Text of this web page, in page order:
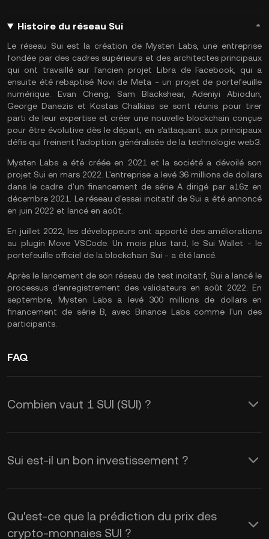
Histoire du réseau Sui
Le réseau Sui est la création de Mysten Labs, une entreprise
fondée par des cadres supérieurs et des architectes principaux
qui ont travaillé sur l'ancien projet Libra de Facebook, qui a
ensuite été rebaptisé Novi de Meta - un projet de portefeuille
numérique. Evan Cheng, Sam Blackshear, Adeniyi Abiodun,
George Danezis et Kostas Chalkias se sont réunis pour tirer
parti de leur expertise et créer une nouvelle blockchain conçue
pour être évolutive dès le départ, en s'attaquant aux principaux
défis qui freinent l'adoption généralisée de la technologie web3.
Mysten Labs a été créée en 2021 et la société a dévoilé son
projet Sui en mars 2022. L'entreprise a levé 36 millions de dollars
dans le cadre d'un financement de série A dirigé par a16z en
décembre 2021. Le réseau d'essai incitatif de Sui a été annoncé
en juin 2022 et lancé en août.
En juillet 2022, les développeurs ont apporté des améliorations
au plugin Move VSCode. Un mois plus tard, le Sui Wallet - le
portefeuille officiel de la blockchain Sui - a été lancé.
Après le lancement de son réseau de test incitatif, Sui a lancé le
processus d'enregistrement des validateurs en août 2022. En
septembre, Mysten Labs a levé 300 millions de dollars en
financement de série B, avec Binance Labs comme l'un des
participants.
FAQ
Combien vaut 1 SUI (SUI) ?
KuCoin fournit des mises à jour du prix
du USD en temps réel pour le SUI (SUI).
du marché. Utilisez la calculatrice de
Sui est-il un bon investissement ?
Le jeton SUI peut présenter une
opportunité d'investissement
intéressante, principalement si vous
Qu'est-ce que la prédiction du prix des
crypto-monnaies SUI ?